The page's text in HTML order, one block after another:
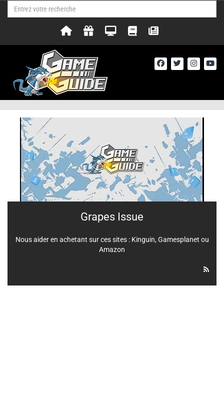
Grapes Issue
Nous aider en achetant sur ces sites : Kinguin, Gamesplanet ou
Amazon